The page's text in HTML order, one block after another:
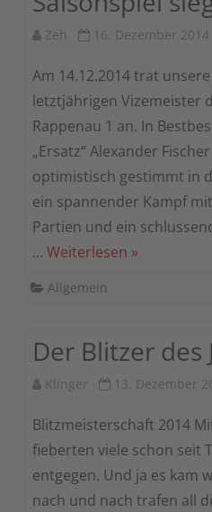
Zeh 16. Dezember 2014
Am 14.12.2014 trat unsere
letztjährigen Vizemeister
Rappenau 1 an. In
„Ersatz“ Alexander
optimistisch gestimmt in
ein spannender Kampf
Partien und ein
… Weiterlesen »
Allgemein
Der Blitzer des
Klinger 13. Dezember
Blitzmeisterschaft 2014
fieberten viele schon seit
entgegen. Und ja es kam
nach und nach trafen all